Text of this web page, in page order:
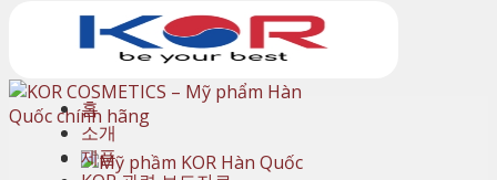
홈
소개
제품